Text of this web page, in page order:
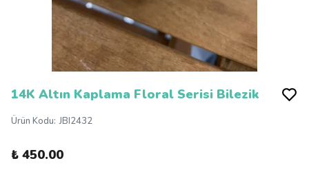
14K Altın Kaplama Floral Serisi Bilezik
Ürün Kodu: JBI2432
₺ 450.00